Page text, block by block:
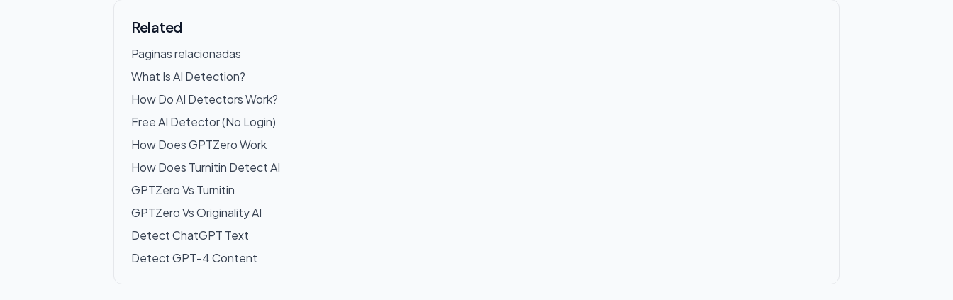
Related
Paginas relacionadas
What Is AI Detection?
How Do AI Detectors Work?
Free AI Detector (No Login)
How Does GPTZero Work
How Does Turnitin Detect AI
GPTZero Vs Turnitin
GPTZero Vs Originality AI
Detect ChatGPT Text
Detect GPT-4 Content